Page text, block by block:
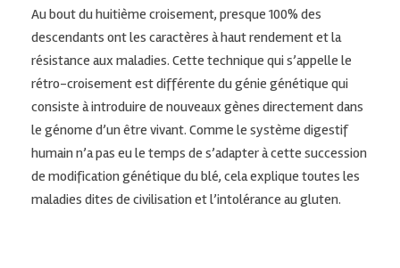
Au bout du huitième croisement, presque 100% des
descendants ont les caractères à haut rendement et la
résistance aux maladies. Cette technique qui s’appelle le
rétro-croisement est différente du génie génétique qui
consiste à introduire de nouveaux gènes directement dans
le génome d’un être vivant. Comme le système digestif
humain n’a pas eu le temps de s’adapter à cette succession
de modification génétique du blé, cela explique toutes les
maladies dites de civilisation et l’intolérance au gluten.